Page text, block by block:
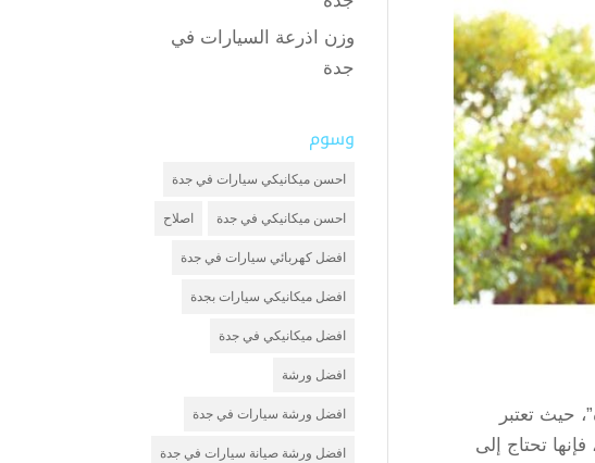
حيث تعتبر
تحتاج إلى
وزن اذرعة السيارات في
جدة
وسوم
احسن ميكانيكي سيارات في جدة
احسن ميكانيكي في جدة اصلاح
افضل كهربائي سيارات في جدة
افضل ميكانيكي سيارات بجدة
افضل ميكانيكي في جدة
افضل ورشة
افضل ورشة سيارات في جدة
افضل ورشة صيانة سيارات في جدة